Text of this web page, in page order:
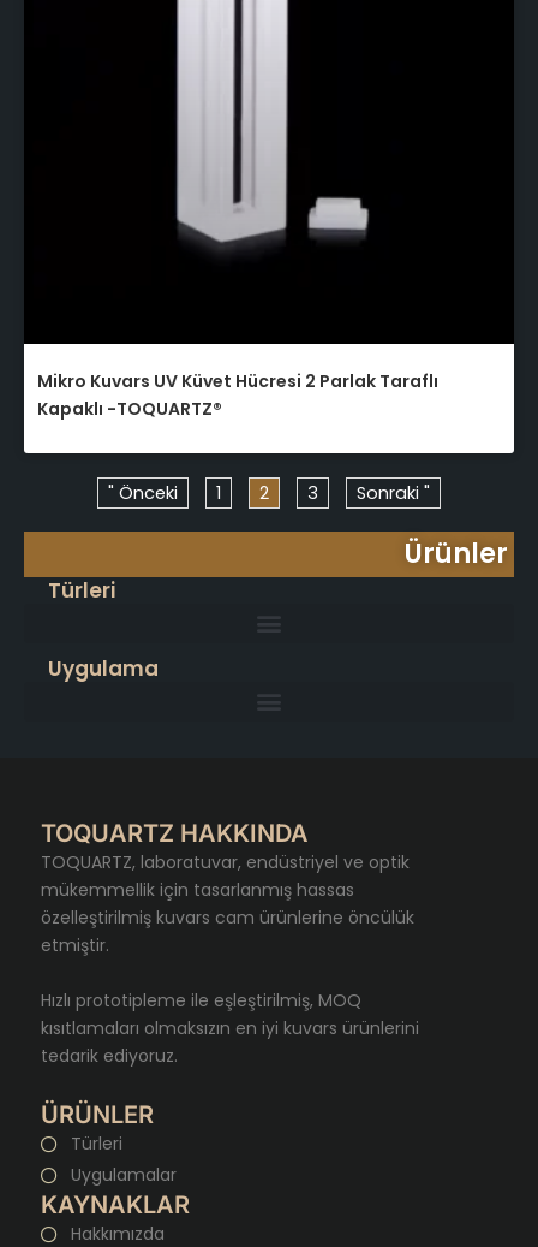
Mikro Kuvars UV Küvet Hücresi 2 Parlak Taraflı
Kapaklı -TOQUARTZ®
" Önceki 1 2 3 Sonraki "
Ürünler
Türleri
Uygulama
TOQUARTZ HAKKINDA
TOQUARTZ, laboratuvar, endüstriyel ve optik
mükemmellik için tasarlanmış hassas
özelleştirilmiş kuvars cam ürünlerine öncülük
etmiştir.
Hızlı prototipleme ile eşleştirilmiş, MOQ
kısıtlamaları olmaksızın en iyi kuvars ürünlerini
tedarik ediyoruz.
ÜRÜNLER
Türleri
Uygulamalar
KAYNAKLAR
Hakkımızda